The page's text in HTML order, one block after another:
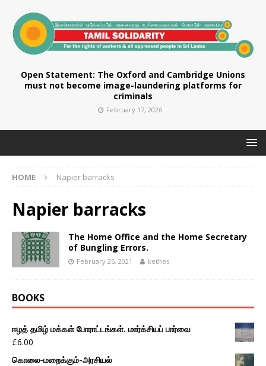
Open Statement: The Oxford and Cambridge Unions
must not become image-laundering platforms for
criminals
February 17, 2026
HOME Napier barracks
Napier barracks
The Home Office and the Home Secretary
of Bungling Errors.
February 25, 2021 kethes
BOOKS
ஈழத் தமிழ் மக்கள் போராட்டங்கள். மார்க்சியப் பார்வை
£6.00
கொலை-மறைக்கும்-அரசியல்